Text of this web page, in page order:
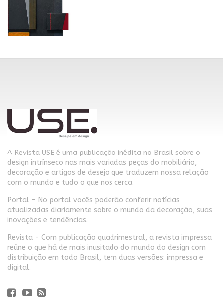
A Revista USE é uma publicação inédita no Brasil sobre o
design intrínseco nas mais variadas peças do mobiliário,
decoração e artigos de desejo que traduzem nossa relação
com o mundo e tudo o que nos cerca.
Portal - No portal vocês poderão conferir notícias
atualizadas diariamente sobre o mundo da decoração, suas
inovações e tendências.
Revista - Com publicação quadrimestral, a revista impressa
reúne o que há de mais inusitado do mundo do design com
distribuição em todo Brasil, tem duas versões: impressa e
digital.